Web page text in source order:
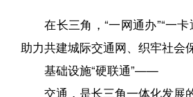
在长三角，“一网通办”“一卡
助力共建城际交通网、织牢社会
基础设施“硬联通”——
交通，是长三角一体化发展的